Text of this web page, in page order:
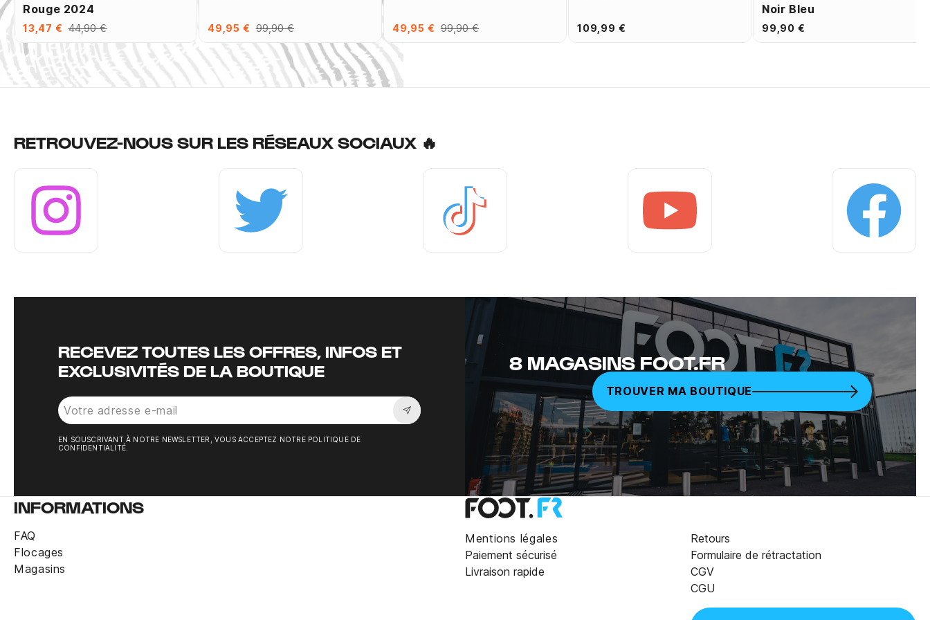
Rouge 2024
13,47 € 44,90 € 49,95 € 99,90 € 49,95 € 99,90 € 109,99 €
Noir Bleu
99,90 €
RETROUVEZ-NOUS SUR LES RÉSEAUX SOCIAUX 🔥
RECEVEZ TOUTES LES OFFRES, INFOS ET
EXCLUSIVITÉS DE LA BOUTIQUE
Souscrire à la newsletter
EN SOUSCRIVANT À NOTRE NEWSLETTER, VOUS ACCEPTEZ NOTRE POLITIQUE DE
CONFIDENTIALITÉ.
8 MAGASINS FOOT.FR
TROUVER MA BOUTIQUE
INFORMATIONS
FAQ
Flocages
Magasins
Mentions légales
Paiement sécurisé
Livraison rapide
Retours
Formulaire de rétractation
CGV
CGU